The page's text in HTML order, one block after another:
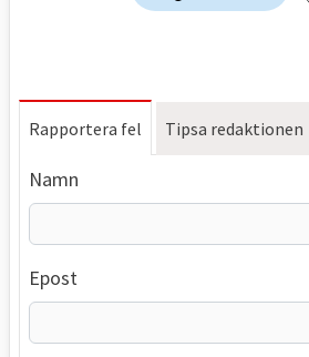
Rapportera fel Tipsa redaktionen
Namn
Epost